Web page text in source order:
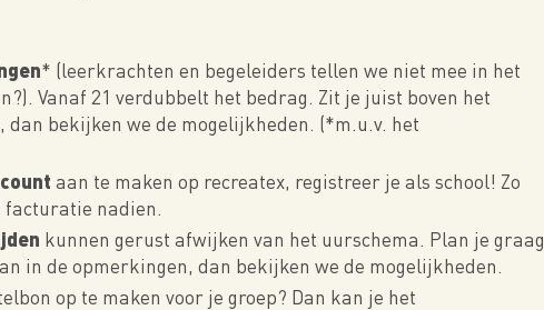
* (leerkrachten en begeleiders tellen we niet mee in het
Vanaf 21 verdubbelt het bedrag. Zit je juist boven het
bekijken we de mogelijkheden. (*m.u.v. het
aan te maken op recreatex, registreer je als school! Zo
facturatie nadien.
kunnen gerust afwijken van het uurschema. Plan je graag
in de opmerkingen, dan bekijken we de mogelijkheden.
op te maken voor je groep? Dan kan je het